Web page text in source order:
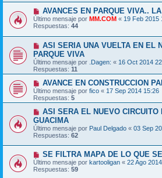
AVANCES EN PARQUE VIVA..
Último mensaje por MM.COM « 19 Feb 2015
Respuestas: 44
ASI SERIA UNA VUELTA EN EL
PARQUE VIVA
Último mensaje por .Dagen: « 16 Oct 2014
Respuestas: 11
AVANCE EN CONSTRUCCION
Último mensaje por fico « 17 Sep 2014 15:26
Respuestas: 5
ASI SERA EL NUEVO CIRCUITO
GUACIMA
Último mensaje por Paul Delgado « 03 Sep
Respuestas: 62
SE FILTRA MAPA DE LO QUE
Último mensaje por kartooligan « 22 Ago
Respuestas: 59